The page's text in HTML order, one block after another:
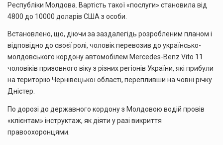
Республіки Молдова. Вартість такої «послуги» становила від
4800 до 10000 доларів США з особи.
Встановлено, що, діючи за заздалегідь розробленим планом і
відповідно до своєї ролі, чоловік перевозив до українсько-
молдовського кордону автомобілем Mercedes-Benz Vito 11
чоловіків призовного віку з різних регіонів України, які прибули
на територію Чернівецької області, перепливши на човні річку
Дністер.
По дорозі до державного кордону з Молдовою водій провів
«клієнтам» інструктаж, як діяти у разі викриття
правоохоронцями.